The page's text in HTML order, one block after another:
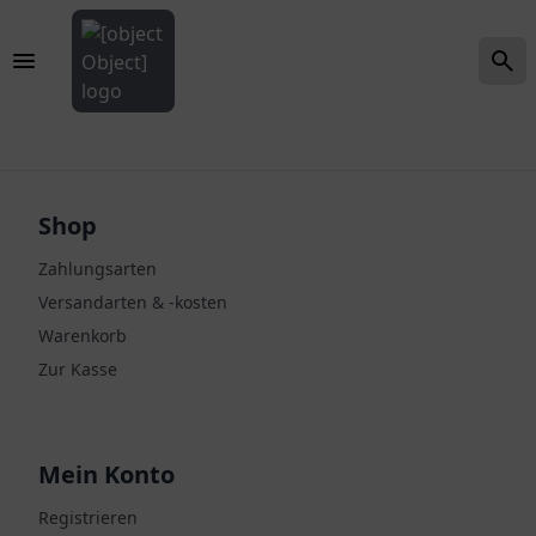
Shop
Zahlungsarten
Versandarten & -kosten
Warenkorb
Zur Kasse
Mein Konto
Registrieren